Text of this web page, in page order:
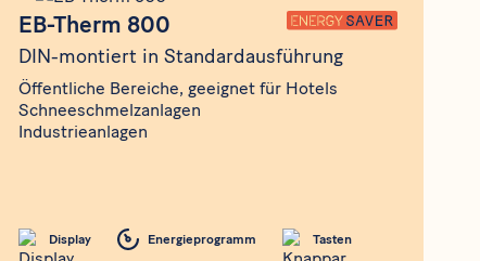
EB-Therm 800
DIN-montiert in Standardausführung
Öffentliche Bereiche, geeignet für Hotels
Schneeschmelzanlagen
Industrieanlagen
Display Energieprogramm Tasten